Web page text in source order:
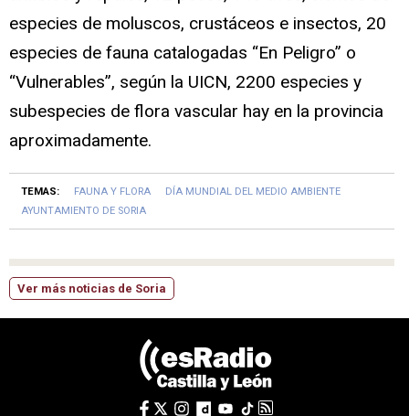
especies de moluscos, crustáceos e insectos, 20
especies de fauna catalogadas “En Peligro” o
“Vulnerables”, según la UICN, 2200 especies y
subespecies de flora vascular hay en la provincia
aproximadamente.
TEMAS: FAUNA Y FLORA
DÍA MUNDIAL DEL MEDIO AMBIENTE
AYUNTAMIENTO DE SORIA
Ver más noticias de Soria